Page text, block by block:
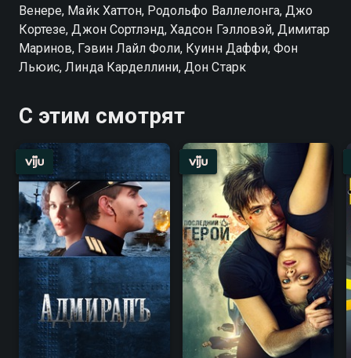
Венере, Майк Хаттон, Родольфо Валлелонга, Джо
Кортезе, Джон Сортлэнд, Хадсон Гэлловэй, Димитар
Маринов, Гэвин Лайл Фоли, Куинн Даффи, Фон
Льюис, Линда Карделлини, Дон Старк
С этим смотрят